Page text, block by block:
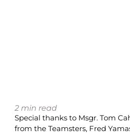
2 min read
Special thanks to Msgr. Tom
from the Teamsters, Fred